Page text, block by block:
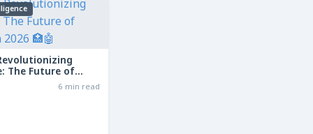
The Future of
2026
6 min read